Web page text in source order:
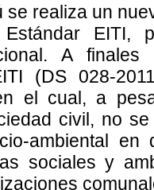
se realiza un
EITI,
A
(DS 028-
el cual, a
civil, no
ambiental
sociales y